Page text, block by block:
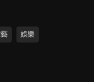
娛樂